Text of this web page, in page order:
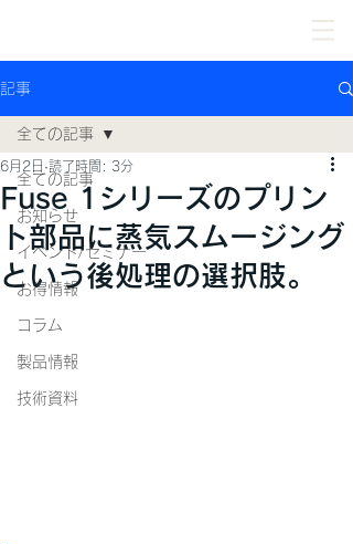
記事
全ての記事
お知らせ
イベント/セミナー
お得情報
コラム
製品情報
技術資料
全ての記事
Fuse 1シリーズのプリン
ト部品に蒸気スムージング
という後処理の選択肢。
6月2日 読了時間: 3分